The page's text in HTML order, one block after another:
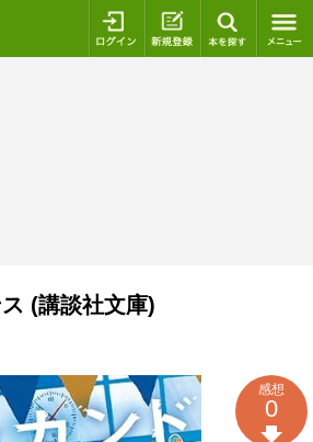
ログイン 新規登録
(講談社文庫)
感想
0